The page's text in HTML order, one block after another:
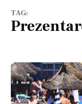
TAG: